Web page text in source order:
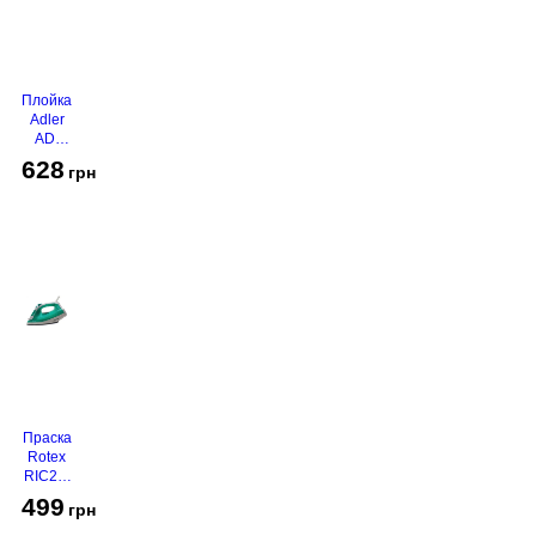
Плойка
Adler
AD-
628 грн
Праска
Rotex
RIC21-
Super
499 грн